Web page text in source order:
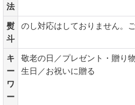
法
熨
斗
のし対応はしておりません。
キ
ー
ワ
ー
敬老の日／プレゼント・贈り
生日／お祝いに贈る